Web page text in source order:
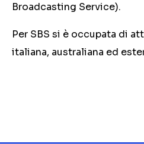
Broadcasting Service).
Per SBS si è occupata di
italiana, australiana ed